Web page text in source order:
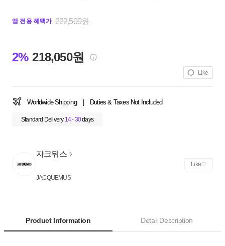
앱 전용 혜택가 222,500원
2% 218,050원
Like
Worldwide Shipping Duties & Taxes Not Included
Standard Delivery 14 - 30days
자크뮈스
JACQUEMUS
Like
Product Information Detail Description